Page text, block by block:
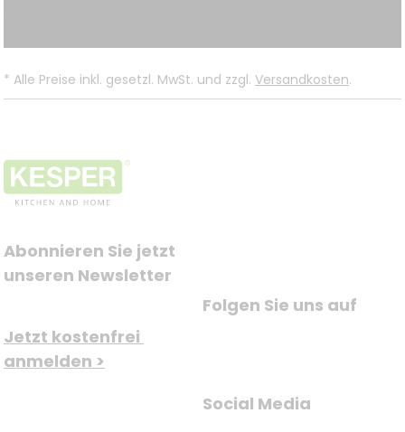
* Alle Preise inkl. gesetzl. MwSt. und zzgl. Versandkosten.
Abonnieren Sie jetzt
unseren Newsletter
Jetzt kostenfrei
anmelden >
Folgen Sie uns auf
Social Media